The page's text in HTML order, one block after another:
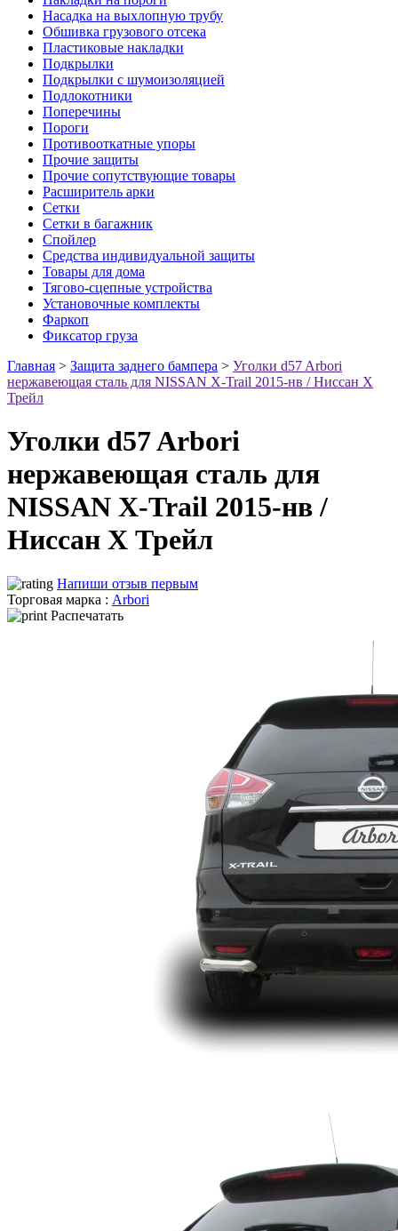
Насадка на выхлопную трубу
Обшивка грузового отсека
Пластиковые накладки
Подкрылки
Подкрылки с шумоизоляцией
Подлокотники
Поперечины
Пороги
Противооткатные упоры
Прочие защиты
Прочие сопутствующие товары
Расширитель арки
Сетки
Сетки в багажник
Спойлер
Средства индивидуальной защиты
Товары для дома
Тягово-сцепные устройства
Установочные комплекты
Фаркоп
Фиксатор груза
Главная > Защита заднего бампера > Уголки d57 Arbori
нержавеющая сталь для NISSAN X-Trail 2015-нв / Ниссан Х
Трейл
Уголки d57 Arbori
нержавеющая сталь для
NISSAN X-Trail 2015-нв /
Ниссан Х Трейл
Напиши отзыв первым
Торговая марка : Arbori
Распечатать